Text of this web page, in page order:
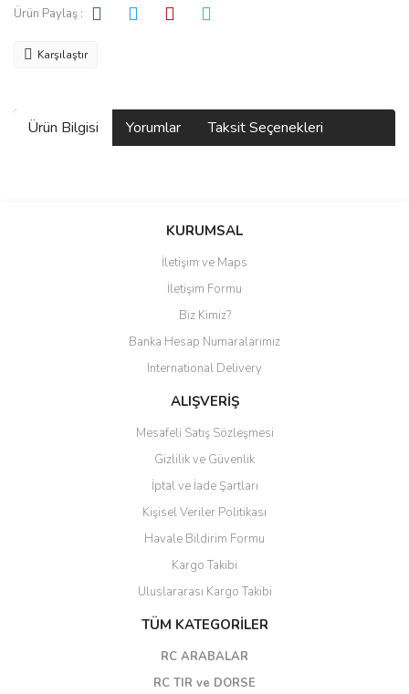
Ürün Paylaş :
Karşılaştır
Ürün Bilgisi Yorumlar Taksit Seçenekleri
Bu ürüne ilk yorumu siz yapın!
Yorum Yaz
KURUMSAL
İletişim ve Maps
İletişim Formu
Biz Kimiz?
Banka Hesap Numaralarımız
International Delivery
ALIŞVERİŞ
Mesafeli Satış Sözleşmesi
Gizlilik ve Güvenlik
İptal ve İade Şartları
Kişisel Veriler Politikası
Havale Bildirim Formu
Kargo Takibi
Uluslararası Kargo Takibi
TÜM KATEGORİLER
RC ARABALAR
RC TIR ve DORSE